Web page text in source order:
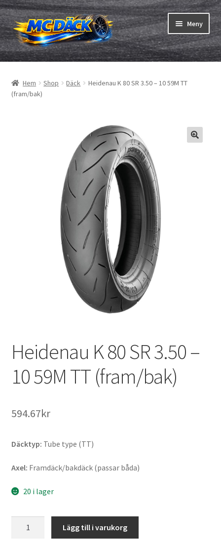
Hoppa
till
navigering
Hoppa
till
innehåll
Meny
Däck
Slangar & fälgband
Hem Shop Däck
Heidenau K 80 SR 3.50 – 10 59M TT
(fram/bak)
Heidenau K 80 SR 3.50 –
10 59M TT (fram/bak)
594.67kr
Däcktyp: Tube type (TT)
Axel: Framdäck/bakdäck (passar båda)
20 i lager
Lägg till i varukorg